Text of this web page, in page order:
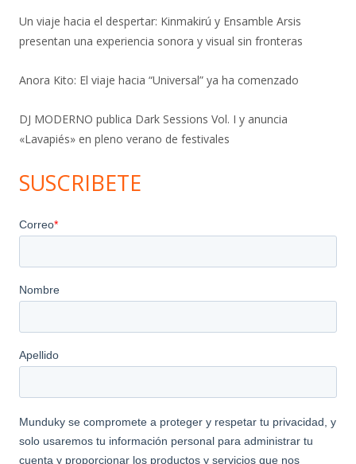
Un viaje hacia el despertar: Kinmakirú y Ensamble Arsis
presentan una experiencia sonora y visual sin fronteras
Anora Kito: El viaje hacia “Universal” ya ha comenzado
DJ MODERNO publica Dark Sessions Vol. I y anuncia
«Lavapiés» en pleno verano de festivales
SUSCRIBETE